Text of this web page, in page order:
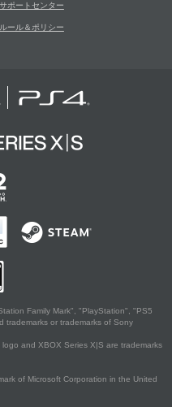
サポートセンター
ルール＆ポリシー
Family Mark", "PlayStation", "PS5
trademarks or trademarks of Sony
and XBOX Series X|S are trademarks
of Microsoft Corporation in the United